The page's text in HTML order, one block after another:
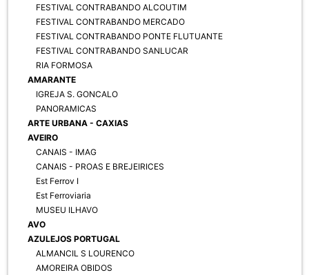
FESTIVAL CONTRABANDO ALCOUTIM
FESTIVAL CONTRABANDO MERCADO
FESTIVAL CONTRABANDO PONTE FLUTUANTE
FESTIVAL CONTRABANDO SANLUCAR
RIA FORMOSA
AMARANTE
IGREJA S. GONCALO
PANORAMICAS
ARTE URBANA - CAXIAS
AVEIRO
CANAIS - IMAG
CANAIS - PROAS E BREJEIRICES
Est Ferrov I
Est Ferroviaria
MUSEU ILHAVO
AVO
AZULEJOS PORTUGAL
ALMANCIL S LOURENCO
AMOREIRA OBIDOS